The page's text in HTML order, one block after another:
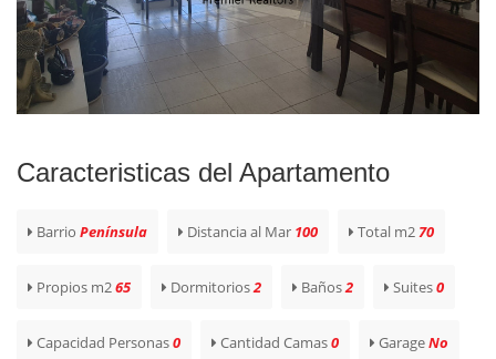
Caracteristicas del Apartamento
Barrio Península Distancia al Mar 100 Total m270
Propios m265 Dormitorios2 Baños2 Suites0
Capacidad Personas0 Cantidad Camas0 GarageNo